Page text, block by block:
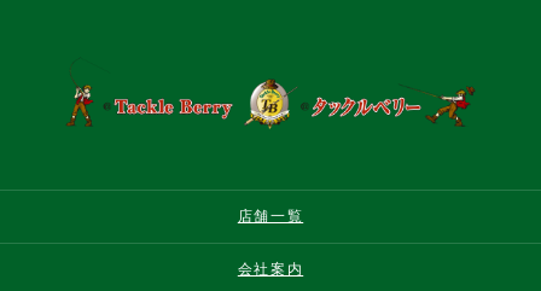
店舗一覧
会社案内